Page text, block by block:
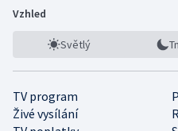
Vzhled
Světlý
TV program
Živé vysílání